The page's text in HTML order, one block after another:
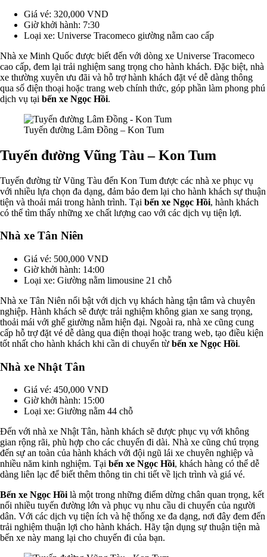
Giá vé: 320,000 VND
Giờ khởi hành: 7:30
Loại xe: Universe Tracomeco giường nằm cao cấp
Nhà xe Minh Quốc được biết đến với dòng xe Universe Tracomeco
cao cấp, đem lại trải nghiệm sang trọng cho hành khách. Đặc biệt, nhà
xe thường xuyên ưu đãi và hỗ trợ hành khách đặt vé dễ dàng thông
qua số điện thoại hoặc trang web chính thức, góp phần làm phong phú
dịch vụ tại bến xe Ngọc Hồi.
Tuyến đường Lâm Đồng – Kon Tum
Tuyến đường Vũng Tàu – Kon Tum
Tuyến đường từ Vũng Tàu đến Kon Tum được các nhà xe phục vụ
với nhiều lựa chọn đa dạng, đảm bảo đem lại cho hành khách sự thuận
tiện và thoải mái trong hành trình. Tại bến xe Ngọc Hồi, hành khách
có thể tìm thấy những xe chất lượng cao với các dịch vụ tiện lợi.
Nhà xe Tân Niên
Giá vé: 500,000 VND
Giờ khởi hành: 14:00
Loại xe: Giường nằm limousine 21 chỗ
Nhà xe Tân Niên nổi bật với dịch vụ khách hàng tận tâm và chuyên
nghiệp. Hành khách sẽ được trải nghiệm không gian xe sang trọng,
thoải mái với ghế giường nằm hiện đại. Ngoài ra, nhà xe cũng cung
cấp hỗ trợ đặt vé dễ dàng qua điện thoại hoặc trang web, tạo điều kiện
tốt nhất cho hành khách khi cần di chuyển từ bến xe Ngọc Hồi.
Nhà xe Nhật Tân
Giá vé: 450,000 VND
Giờ khởi hành: 15:00
Loại xe: Giường nằm 44 chỗ
Đến với nhà xe Nhật Tân, hành khách sẽ được phục vụ với không
gian rộng rãi, phù hợp cho các chuyến đi dài. Nhà xe cũng chú trọng
đến sự an toàn của hành khách với đội ngũ lái xe chuyên nghiệp và
nhiều năm kinh nghiệm. Tại bến xe Ngọc Hồi, khách hàng có thể dễ
dàng liên lạc để biết thêm thông tin chi tiết về lịch trình và giá vé.
Bến xe Ngọc Hồilà một trong những điểm dừng chân quan trọng, kết
nối nhiều tuyến đường lớn và phục vụ nhu cầu di chuyển của người
dân. Với các dịch vụ tiện ích và hệ thống xe đa dạng, nơi đây đem đến
trải nghiệm thuận lợi cho hành khách. Hãy tận dụng sự thuận tiện mà
bến xe này mang lại cho chuyến đi của bạn.